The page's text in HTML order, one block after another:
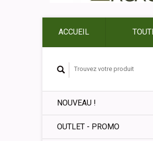
ACCUEIL
NOUVEAU !
OUTLET - PROMO